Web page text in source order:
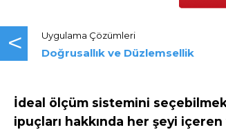
< Uygulama Çözümleri
Doğrusallık ve Düzlemsellik
İdeal ölçüm sistemini
ipuçları hakkında her şeyi